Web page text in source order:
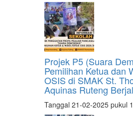
Projek P5 (Suara
Pemilihan Ketua dan
OSIS di SMAK St.
Aquinas Ruteng
Tanggal 21-02-2025 pukul